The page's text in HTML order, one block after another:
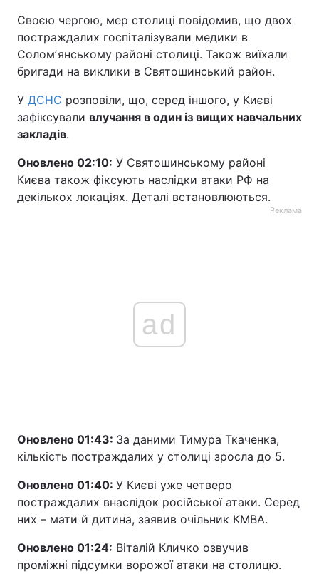
Своєю чергою, мер столиці повідомив, що двох
постраждалих госпіталізували медики в
Соломʼянському районі столиці. Також виїхали
бригади на виклики в Святошинський район.
У ДСНС розповіли, що, серед іншого, у Києві
зафіксували влучання в один із вищих навчальних
закладів.
Оновлено 02:10: У Святошинському районі
Києва також фіксують наслідки атаки РФ на
декількох локаціях. Деталі встановлюються.
Реклама
ad
Оновлено 01:43: За даними Тимура Ткаченка,
кількість постраждалих у столиці зросла до 5.
Оновлено 01:40: У Києві уже четверо
постраждалих внаслідок російської атаки. Серед
них – мати й дитина, заявив очільник КМВА.
Оновлено 01:24: Віталій Кличко озвучив
проміжні підсумки ворожої атаки на столицю.